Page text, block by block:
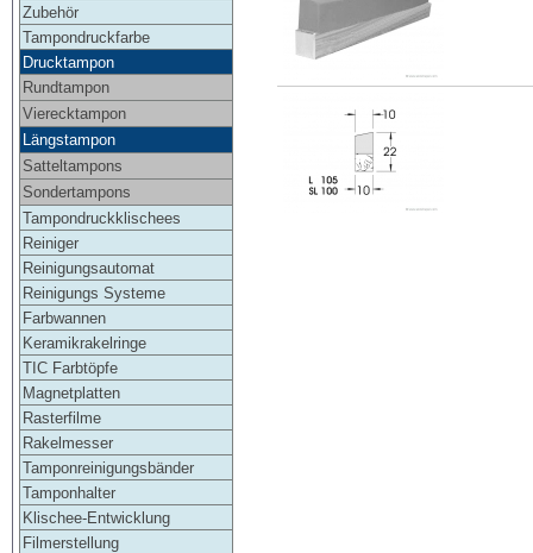
Zubehör
Tampondruckfarbe
Drucktampon
Rundtampon
Vierecktampon
Längstampon
Satteltampons
Sondertampons
Tampondruckklischees
Reiniger
Reinigungsautomat
Reinigungs Systeme
Farbwannen
Keramikrakelringe
TIC Farbtöpfe
Magnetplatten
Rasterfilme
Rakelmesser
Tamponreinigungsbänder
Tamponhalter
Klischee-Entwicklung
Filmerstellung